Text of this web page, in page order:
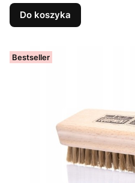
Do koszyka
Bestseller